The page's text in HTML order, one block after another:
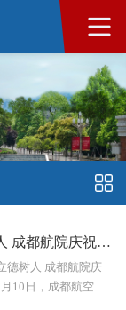
【中国网】表彰先进 立德树人 成都航院庆祝第34个教师节
德树人 成都航院庆